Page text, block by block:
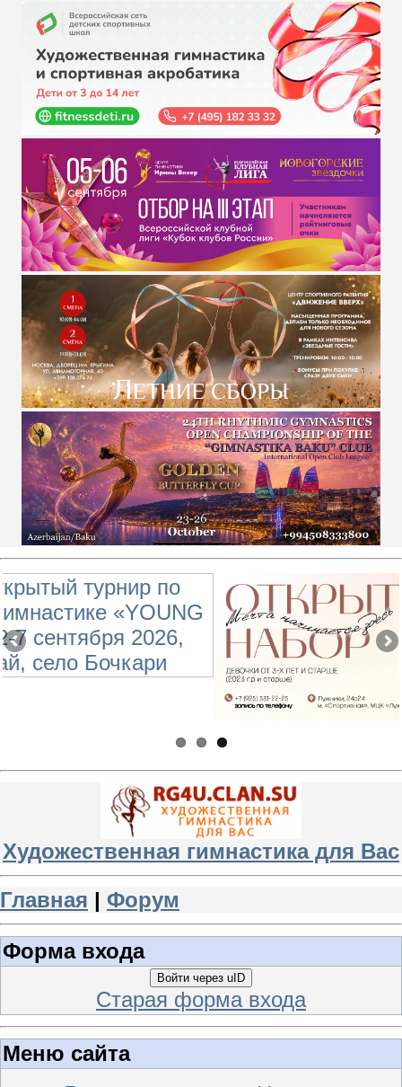
Художественная гимнастика для Вас
Главная | Форум
Форма входа
Войти через uID
Старая форма входа
Меню сайта